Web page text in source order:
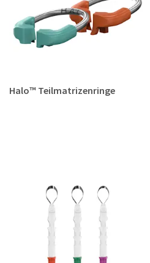
Halo™ Teilmatrizenringe